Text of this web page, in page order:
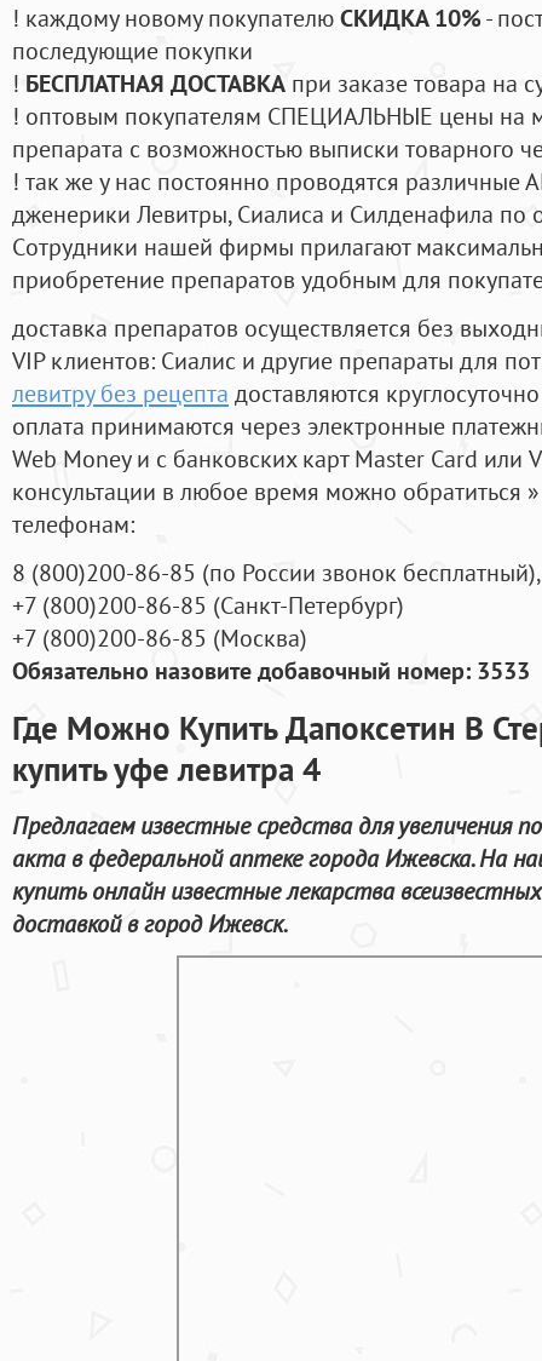
! каждому новому покупателюСКИДКА 10%-
последующие покупки
! БЕСПЛАТНАЯ ДОСТАВКА при заказе товара на
! оптовым покупателям СПЕЦИАЛЬНЫЕ цены на
препарата с возможностью выписки товарного
! так же у нас постоянно проводятся
дженерики Левитры, Сиалиса и Силденафила по
Cотрудники нашей фирмы прилагают
приобретение препаратов удобным для
доставка препаратов осуществляется без
VIP клиентов: Сиалис и другие препараты для
левитру без рецепта доставляются круглосуточно
оплата принимаются через электронные
Web Money и с банковских карт Master Card или
консультации в любое время можно обратиться
телефонам:
8 (800)200-86-85 (по России звонок бесплатный),
+7 (800)200-86-85 (Санкт-Петербург)
+7 (800)200-86-85 (Москва)
Обязательно назовите добавочный номер: 3533
Где Можно Купить Дапоксетин В
купить уфе левитра 4
Предлагаем известные средства для увеличения
акта в федеральной аптеке города Ижевска. На
купить онлайн известные лекарства
доставкой в город Ижевск.